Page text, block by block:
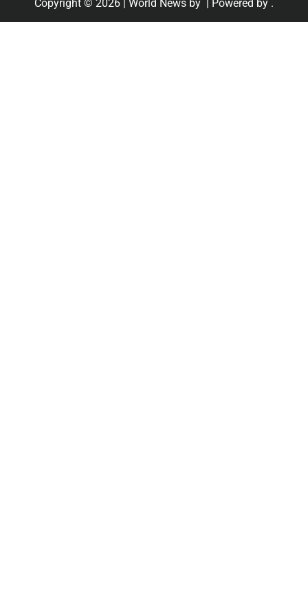
Copyright © 2026 | World News by | Powered by .